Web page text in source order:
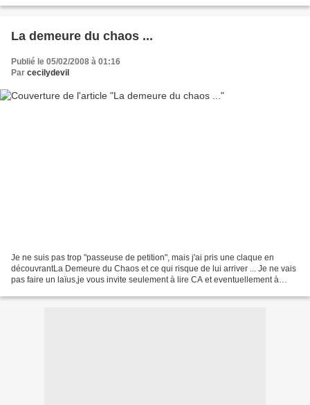
La demeure du chaos ...
Publié le 05/02/2008 à 01:16
Par cecilydevil
Je ne suis pas trop "passeuse de petition", mais j'ai pris une claque en
découvrantLa Demeure du Chaos et ce qui risque de lui arriver ... Je ne vais
pas faire un laïus,je vous invite seulement à lire CA et eventuellement à